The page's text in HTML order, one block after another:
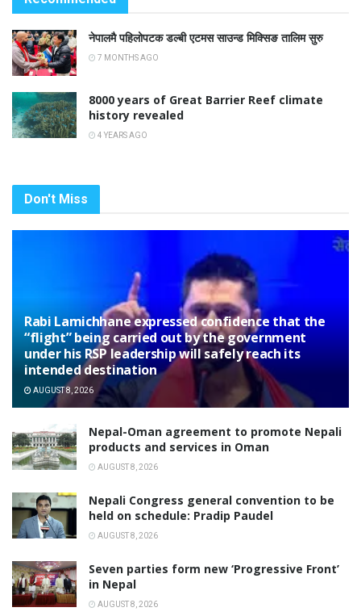
नेपालमै पहिलोपटक डल्बी एटमस साउन्ड मिक्सिङ तालिम सुरु
7 MONTHS AGO
8000 years of Great Barrier Reef climate
history revealed
4 YEARS AGO
Don't Miss
Rabi Lamichhane expressed confidence that the
“flight” being carried out by the government
under his RSP leadership will safely reach its
intended destination
AUGUST 8, 2026
Nepal-Oman agreement to promote Nepali
products and services in Oman
AUGUST 8, 2026
Nepali Congress general convention to be
held on schedule: Pradip Paudel
AUGUST 8, 2026
Seven parties form new ‘Progressive Front’
in Nepal
AUGUST 8, 2026